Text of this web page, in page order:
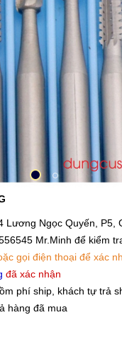
Lương Ngọc Quyến, P5,
Mr.Minh để kiểm
gọi điện thoại để xác
đã xác nhận
phí ship, khách tự trả
hàng đã mua